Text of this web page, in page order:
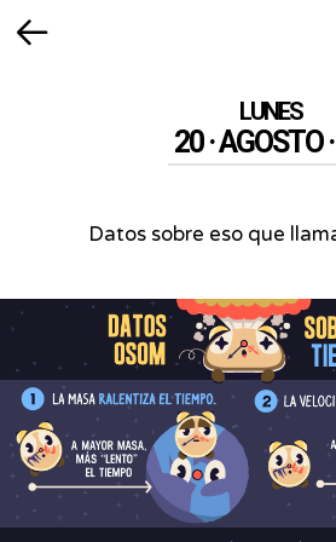
LUNES
20 · AGOSTO
Datos sobre eso que
Datos
sobre
eso
que
tiempo
-